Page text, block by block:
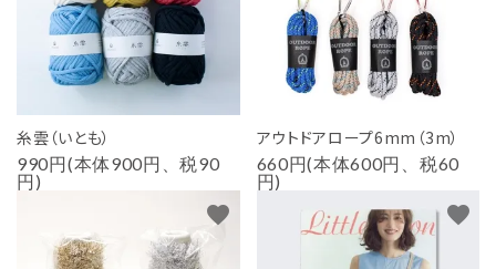
糸雲（いとも）
990円(本体900円、税90
円)
アウトドアロープ6mm（3m）
660円(本体600円、税60
円)
favorite favorite